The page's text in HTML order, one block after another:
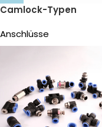
Camlock-Typen
Anschlüsse